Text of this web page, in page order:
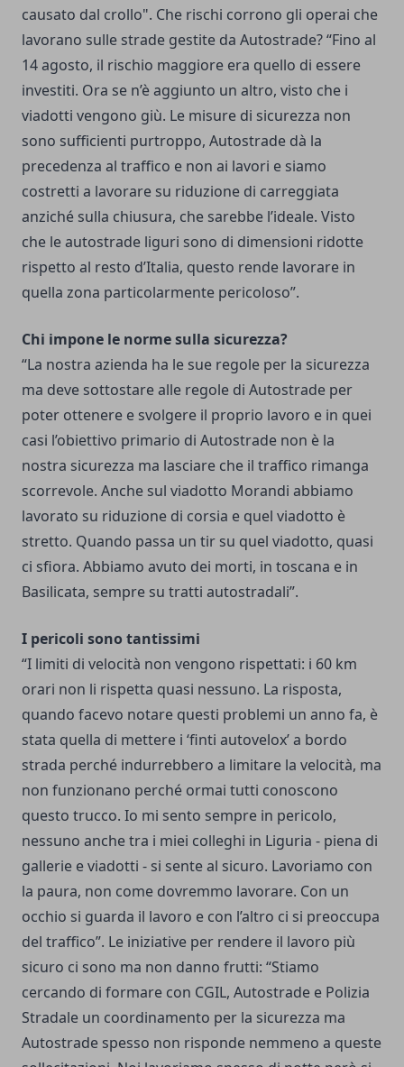
causato dal crollo". Che rischi corrono gli operai che
lavorano sulle strade gestite da Autostrade? “Fino al
14 agosto, il rischio maggiore era quello di essere
investiti. Ora se n’è aggiunto un altro, visto che i
viadotti vengono giù. Le misure di sicurezza non
sono sufficienti purtroppo, Autostrade dà la
precedenza al traffico e non ai lavori e siamo
costretti a lavorare su riduzione di carreggiata
anziché sulla chiusura, che sarebbe l’ideale. Visto
che le autostrade liguri sono di dimensioni ridotte
rispetto al resto d’Italia, questo rende lavorare in
quella zona particolarmente pericoloso”.
Chi impone le norme sulla sicurezza?
“La nostra azienda ha le sue regole per la sicurezza
ma deve sottostare alle regole di Autostrade per
poter ottenere e svolgere il proprio lavoro e in quei
casi l’obiettivo primario di Autostrade non è la
nostra sicurezza ma lasciare che il traffico rimanga
scorrevole. Anche sul viadotto Morandi abbiamo
lavorato su riduzione di corsia e quel viadotto è
stretto. Quando passa un tir su quel viadotto, quasi
ci sfiora. Abbiamo avuto dei morti, in toscana e in
Basilicata, sempre su tratti autostradali”.
I pericoli sono tantissimi
“I limiti di velocità non vengono rispettati: i 60 km
orari non li rispetta quasi nessuno. La risposta,
quando facevo notare questi problemi un anno fa, è
stata quella di mettere i ‘finti autovelox’ a bordo
strada perché indurrebbero a limitare la velocità, ma
non funzionano perché ormai tutti conoscono
questo trucco. Io mi sento sempre in pericolo,
nessuno anche tra i miei colleghi in Liguria - piena di
gallerie e viadotti - si sente al sicuro. Lavoriamo con
la paura, non come dovremmo lavorare. Con un
occhio si guarda il lavoro e con l’altro ci si preoccupa
del traffico”. Le iniziative per rendere il lavoro più
sicuro ci sono ma non danno frutti: “Stiamo
cercando di formare con CGIL, Autostrade e Polizia
Stradale un coordinamento per la sicurezza ma
Autostrade spesso non risponde nemmeno a queste